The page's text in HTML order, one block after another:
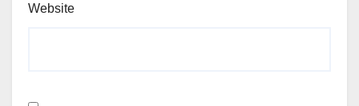
Website